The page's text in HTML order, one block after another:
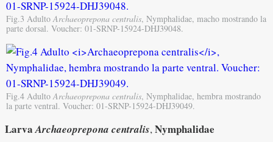
Fig.3 AdultoArchaeoprepona centralis, Nymphalidae, macho mostrando la
parte dorsal. Voucher: 01-SRNP-15924-DHJ39048.
Fig.4 AdultoArchaeoprepona centralis, Nymphalidae, hembra mostrando
la parte ventral. Voucher: 01-SRNP-15924-DHJ39049.
Larva Archaeoprepona centralis,Nymphalidae